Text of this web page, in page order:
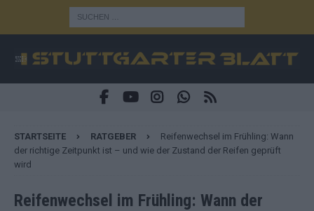
STARTSEITE RATGEBER
Reifenwechsel im Frühling: Wann
der richtige Zeitpunkt ist – und wie der Zustand der Reifen geprüft
wird
Reifenwechsel im Frühling: Wann der